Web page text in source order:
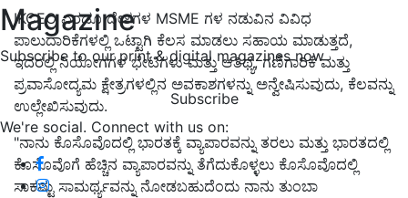
Magazine
Subscribe to our print & digital magazines now
Subscribe
We're social. Connect with us on:
IKCEO ಎರಡೂ ದೇಶಗಳ MSME ಗಳ ನಡುವಿನ ವಿವಿಧ
ಪಾಲುದಾರಿಕೆಗಳಲ್ಲಿ ಒಟ್ಟಾಗಿ ಕೆಲಸ ಮಾಡಲು ಸಹಾಯ ಮಾಡುತ್ತದೆ,
ಇದರಲ್ಲಿ ನಿಯೋಗಗಳ ಭೇಟಿಗಳು ಮತ್ತು ಆತಿಥ್ಯ, ಗಣಿಗಾರಿಕೆ ಮತ್ತು
ಪ್ರವಾಸೋದ್ಯಮ ಕ್ಷೇತ್ರಗಳಲ್ಲಿನ ಅವಕಾಶಗಳನ್ನು ಅನ್ವೇಷಿಸುವುದು, ಕೆಲವನ್ನು
ಉಲ್ಲೇಖಿಸುವುದು.
"ನಾನು ಕೊಸೊವೊದಲ್ಲಿ ಭಾರತಕ್ಕೆ ವ್ಯಾಪಾರವನ್ನು ತರಲು ಮತ್ತು ಭಾರತದಲ್ಲಿ
ಕೊಸೊವೊಗೆ ಹೆಚ್ಚಿನ ವ್ಯಾಪಾರವನ್ನು ತೆಗೆದುಕೊಳ್ಳಲು ಕೊಸೊವೊದಲ್ಲಿ
ಸಾಕಷ್ಟು ಸಾಮರ್ಥ್ಯವನ್ನು ನೋಡಬಹುದೆಂದು ನಾನು ತುಂಬಾ